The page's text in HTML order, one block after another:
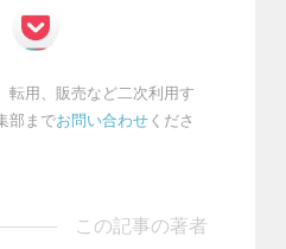
転用、販売など二次利用す
部までお問い合わせ くださ
この記事の著者